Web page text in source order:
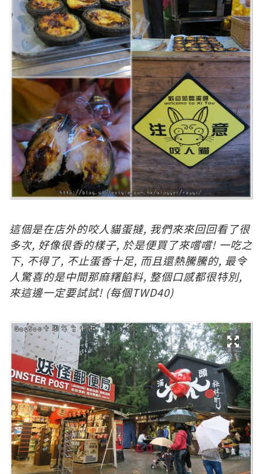
這個是在店外的咬人貓蛋撻, 我們來來回回看了很
多次, 好像很香的樣子, 於是便買了來嚐嚐! 一吃之
下, 不得了, 不止蛋香十足, 而且還熱騰騰的, 最令
人驚喜的是中間那麻糬餡料, 整個口感都很特別,
來這邊一定要試試! (每個TWD40)